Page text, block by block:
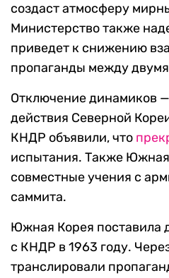
создаст атмосферу
Министерство также
приведет к снижению
пропаганды между
Отключение динамиков
действия Северной
КНДР объявили, что
испытания. Также
совместные учения с
саммита.
Южная Корея поставила
с КНДР в 1963 году.
транслировали